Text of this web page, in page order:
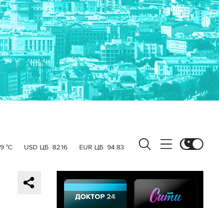
°C USD ЦБ 82.16 EUR ЦБ 94.83